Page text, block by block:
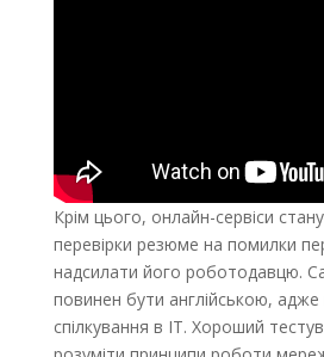
Крім цього, онлайн-сервіси
перевірки резюме на помилки
надсилати його роботодавцю.
повинен бути англійською,
спілкування в ІТ. Хороший